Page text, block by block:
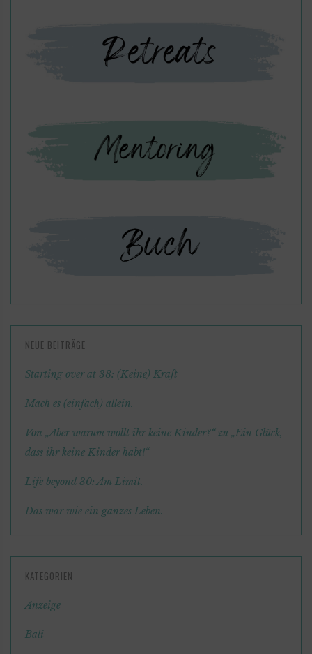
NEUE BEITRÄGE
Starting over at 38: (Keine) Kraft
Mach es (einfach) allein.
Von „Aber warum wollt ihr keine Kinder?“ zu „Ein Glück,
dass ihr keine Kinder habt!“
Life beyond 30: Am Limit.
Das war wie ein ganzes Leben.
KATEGORIEN
Anzeige
Bali